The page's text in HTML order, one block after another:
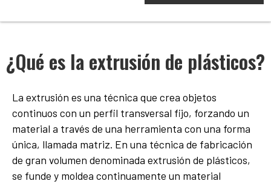
¿Qué es la extrusión de plásticos?
La extrusión es una técnica que crea objetos
continuos con un perfil transversal fijo, forzando un
material a través de una herramienta con una forma
única, llamada matriz. En una técnica de fabricación
de gran volumen denominada extrusión de plásticos,
se funde y moldea continuamente un material